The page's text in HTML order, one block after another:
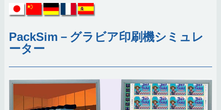
PackSim－グラビア印刷機シミュレ
ーター